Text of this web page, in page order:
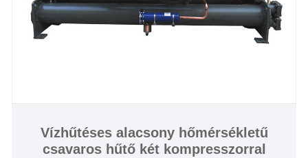
iparágvezető technológiával.
Vízhűtéses alacsony hőmérsékletű
csavaros hűtő két kompresszorral